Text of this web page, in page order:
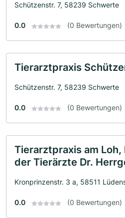
Schützenstr. 7, 58239 Schwerte
0.0 (0 Bewertungen)
Tierarztpraxis
Schützenstr. 7, 58239 Schwerte
0.0 (0 Bewertungen)
Tierarztpraxis am
der Tierärzte Dr.
Kronprinzenstr. 3 a, 58511
0.0 (0 Bewertungen)